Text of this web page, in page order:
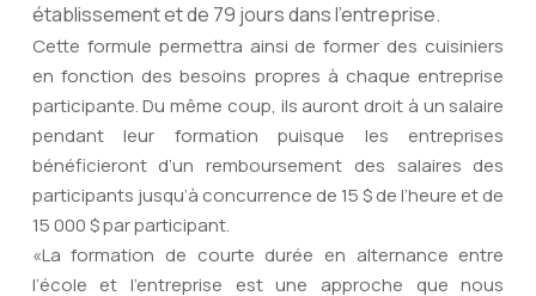
établissement et de 79 jours dans l’entreprise.
Cette formule permettra ainsi de former des cuisiniers
en fonction des besoins propres à chaque entreprise
participante. Du même coup, ils auront droit à un salaire
pendant leur formation puisque les entreprises
bénéficieront d’un remboursement des salaires des
participants jusqu’à concurrence de 15 $ de l’heure et de
15 000 $ par participant.
«La formation de courte durée en alternance entre
l’école et l’entreprise est une approche que nous